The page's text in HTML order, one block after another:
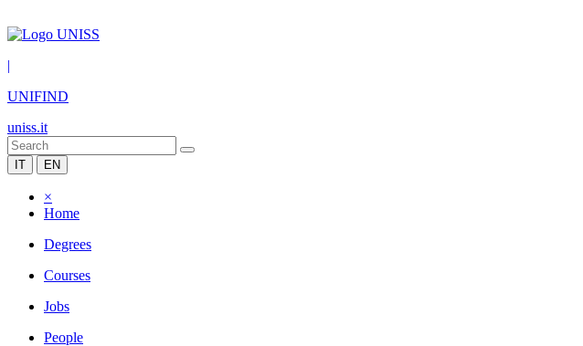
|
UNIFIND
uniss.it
IT EN
×
Home
Degrees
Courses
Jobs
People